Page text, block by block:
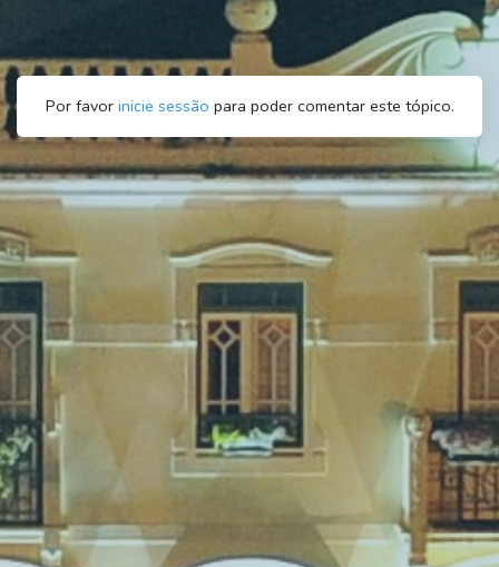
Por favor inicie sessão para poder comentar este tópico.